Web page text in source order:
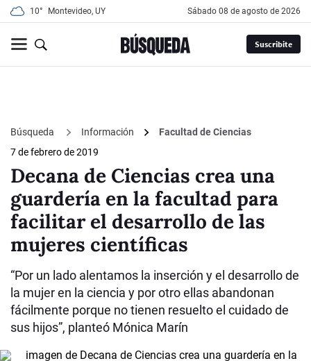
10° Montevideo, UY sábado 08 de agosto de 2026
Suscribite
Búsqueda Información
Facultad de Ciencias
7 de febrero de 2019
Decana de Ciencias crea una
guardería en la facultad para
facilitar el desarrollo de las
mujeres científicas
“Por un lado alentamos la inserción y el desarrollo de
la mujer en la ciencia y por otro ellas abandonan
fácilmente porque no tienen resuelto el cuidado de
sus hijos”, planteó Mónica Marín